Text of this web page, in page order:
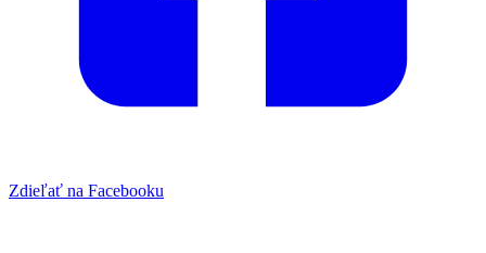
Zdieľať na Facebooku